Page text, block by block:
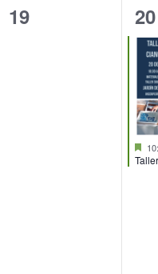
0
19
1
20